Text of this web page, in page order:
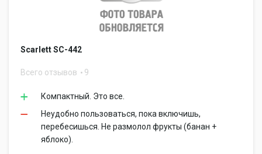
Scarlett SC-442
Всего отзывов 9
Компактный. Это все.
Неудобно пользоваться, пока включишь,
перебесишься. Не размолол фрукты (банан +
яблоко).